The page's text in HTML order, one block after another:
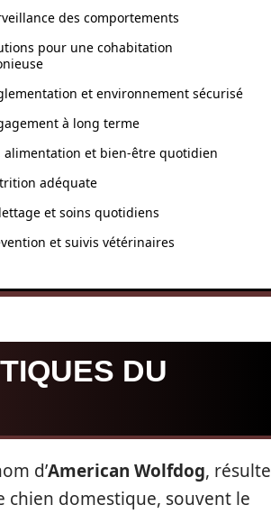
des comportements
pour une cohabitation
et environnement sécurisé
à long terme
alimentation et bien-être quotidien
adéquate
et soins quotidiens
et suivis vétérinaires
DU
d’American Wolfdog, résulte
chien domestique, souvent le